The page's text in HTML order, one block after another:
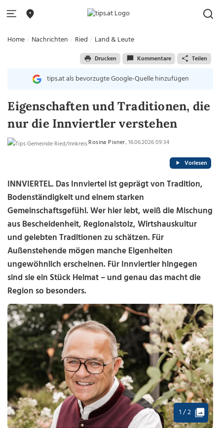
Home Nachrichten Ried Land & Leute
Drucken Kommentare Teilen
tips.at als bevorzugte Google-Quelle hinzufügen
Eigenschaften und Traditionen, die
nur die Innviertler verstehen
Rosina Pixner, 16.06.2026 09:34
Vorlesen
INNVIERTEL. Das Innviertel ist geprägt von Tradition,
Bodenständigkeit und einem starken
Gemeinschaftsgefühl. Wer hier lebt, weiß die Mischung
aus Bescheidenheit, Regionalstolz, Wirtshauskultur
und gelebten Traditionen zu schätzen. Für
Außenstehende mögen manche Eigenheiten
ungewöhnlich erscheinen. Für Innviertler hingegen
sind sie ein Stück Heimat – und genau das macht die
Region so besonders.
1 / 2